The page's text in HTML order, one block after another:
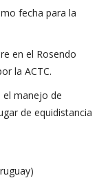
fecha para la
en el Rosendo
la ACTC.
el manejo de
de equidistancia